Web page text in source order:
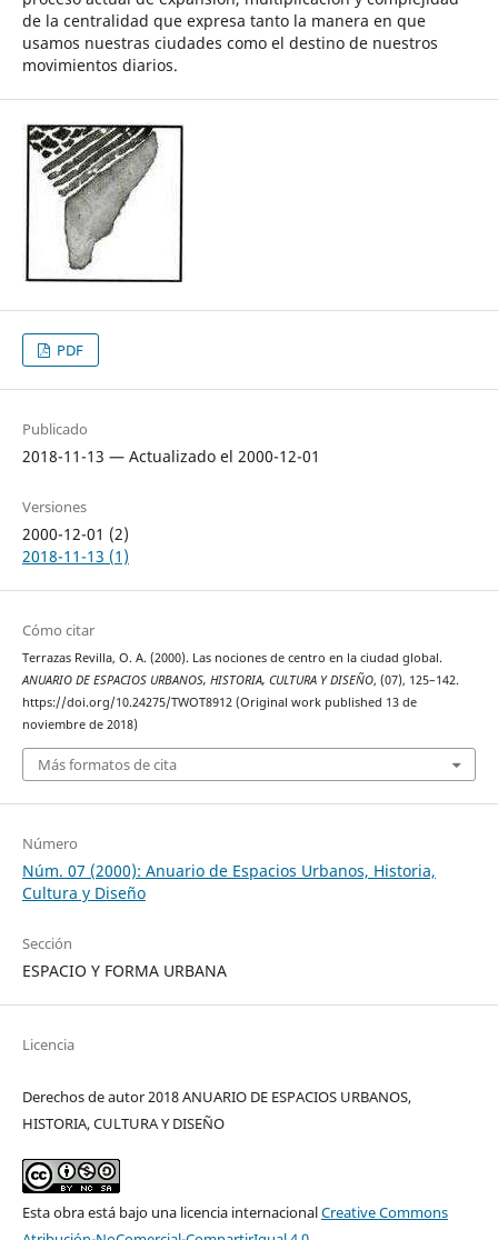
de la centralidad que expresa tanto la manera en que
usamos nuestras ciudades como el destino de nuestros
movimientos diarios.
PDF
Publicado
2018-11-13 — Actualizado el 2000-12-01
Versiones
2000-12-01 (2)
2018-11-13 (1)
Cómo citar
Terrazas Revilla, O. A. (2000). Las nociones de centro en la ciudad global.
ANUARIO DE ESPACIOS URBANOS, HISTORIA, CULTURA Y DISEÑO, (07), 125–142.
https://doi.org/10.24275/TWOT8912 (Original work published 13 de
noviembre de 2018)
Más formatos de cita
Número
Núm. 07 (2000): Anuario de Espacios Urbanos, Historia,
Cultura y Diseño
Sección
ESPACIO Y FORMA URBANA
Licencia
Derechos de autor 2018 ANUARIO DE ESPACIOS URBANOS,
HISTORIA, CULTURA Y DISEÑO
Esta obra está bajo una licencia internacionalCreative Commons